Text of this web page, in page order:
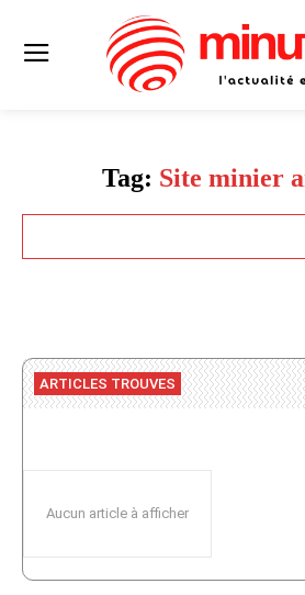
Tag: Site minier
ARTICLES TROUVES
Aucun article à afficher